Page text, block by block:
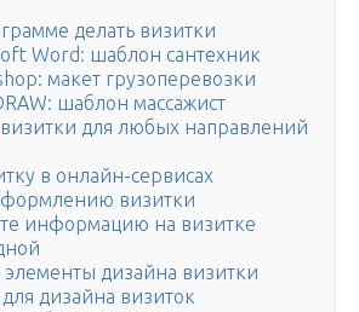
делать визитки
Word: шаблон сантехник
макет грузоперевозки
шаблон массажист
для любых направлений
в онлайн-сервисах
визитки
информацию на визитке
дизайна визитки
дизайна визиток